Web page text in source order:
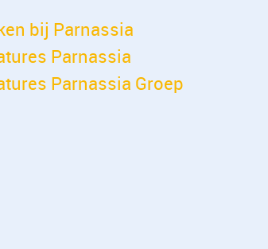
bij Parnassia
Parnassia
Parnassia Groep